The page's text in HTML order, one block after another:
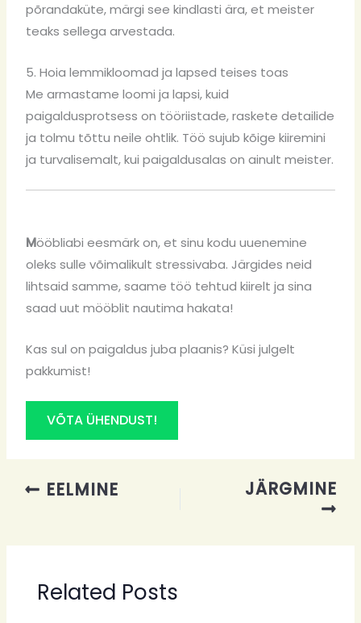
põrandaküte, märgi see kindlasti ära, et meister
teaks sellega arvestada.
5. Hoia lemmikloomad ja lapsed teises toas
Me armastame loomi ja lapsi, kuid
paigaldusprotsess on tööriistade, raskete detailide
ja tolmu tõttu neile ohtlik. Töö sujub kõige kiiremini
ja turvalisemalt, kui paigaldusalas on ainult meister.
Mööbliabi eesmärk on, et sinu kodu uuenemine
oleks sulle võimalikult stressivaba. Järgides neid
lihtsaid samme, saame töö tehtud kiirelt ja sina
saad uut mööblit nautima hakata!
Kas sul on paigaldus juba plaanis? Küsi julgelt
pakkumist!
VÕTA ÜHENDUST!
EELMINE JÄRGMINE
Related Posts